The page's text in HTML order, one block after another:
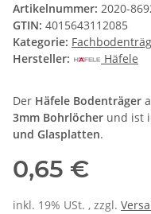
Artikelnummer: 2020-
GTIN: 4015643112085
Kategorie:
Hersteller:
Häfele
Der Häfele Bodenträger
3mm Bohrlöcher und ist
und Glasplatten.
0,65 €
inkl. 19% USt. , zzgl.